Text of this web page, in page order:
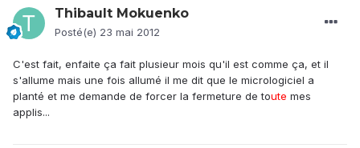
Thibault Mokuenko
Posté(e) 23 mai 2012
C'est fait, enfaite ça fait plusieur mois qu'il est comme ça, et il
s'allume mais une fois allumé il me dit que le micrologiciel a
planté et me demande de forcer la fermeture de toute mes
applis...